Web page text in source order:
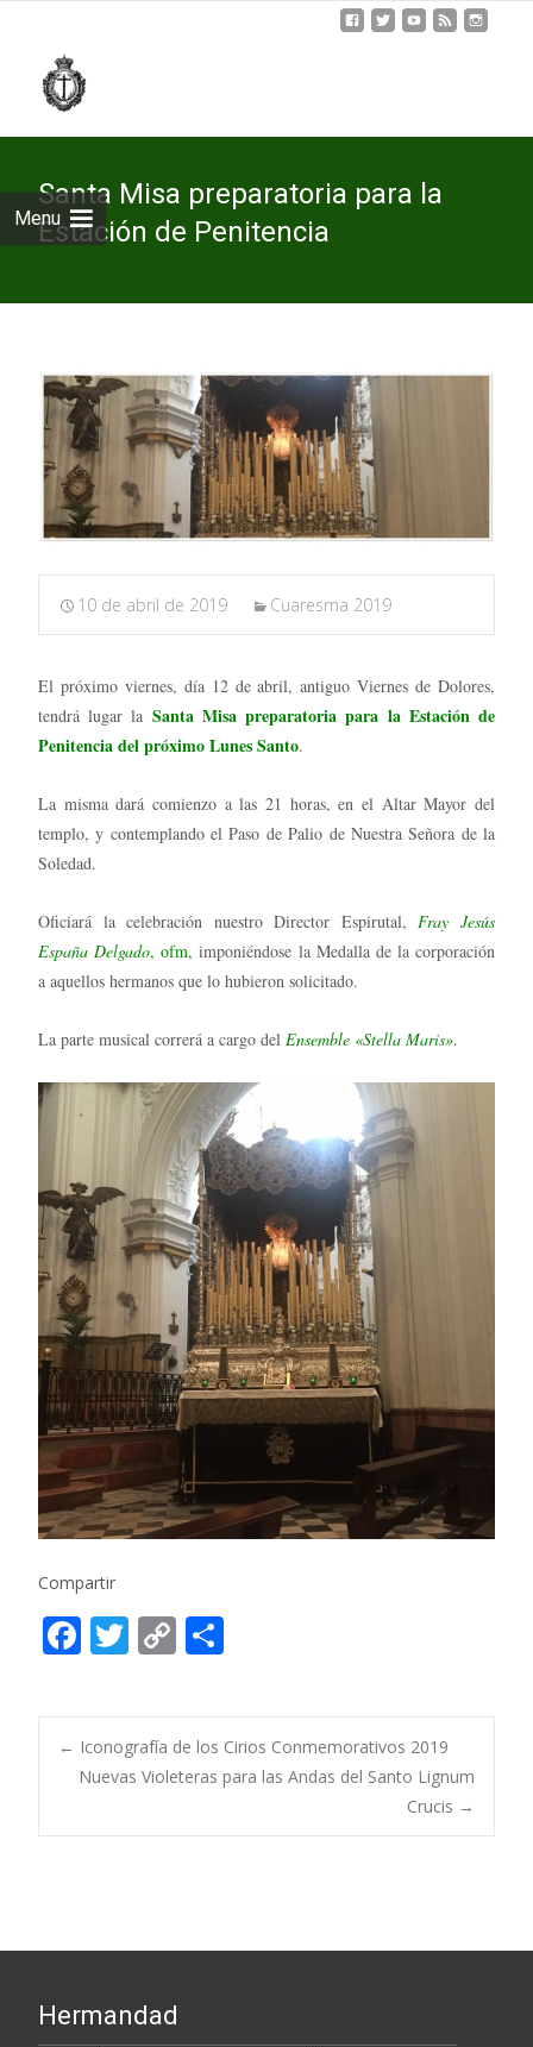
Menu
Santa Misa preparatoria para la
Estación de Penitencia
10 de abril de 2019 Cuaresma 2019
El próximo viernes, día 12 de abril, antiguo Viernes de Dolores,
tendrá lugar la Santa Misa preparatoria para la Estación de
Penitencia del próximo Lunes Santo.
La misma dará comienzo a las 21 horas, en el Altar Mayor del
templo, y contemplando el Paso de Palio de Nuestra Señora de la
Soledad.
Oficiará la celebración nuestro Director Espirutal,Fray Jesús
España Delgado, ofm, imponiéndose la Medalla de la corporación
a aquellos hermanos que lo hubieron solicitado.
La parte musical correrá a cargo del Ensemble «Stella Maris».
Compartir
F
e
b
o
o
T
itt
er
C
p
y
Li
n
m
p
ar
ti
Post
navigation
← Iconografía de los Cirios Conmemorativos 2019
Nuevas Violeteras para las Andas del Santo Lignum
Crucis →
Hermandad